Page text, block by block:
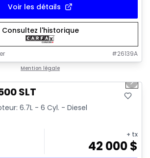
Voir les détails
Consultez l'historique
#26139A
Mention légale
Next
SLT
6.7L - 6 Cyl. - Diesel
+ tx
42 000$